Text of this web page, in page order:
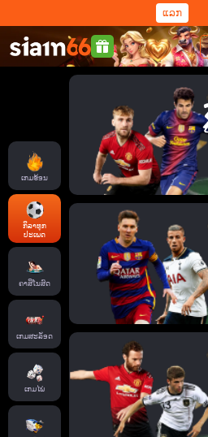
ແລກ
ເກມຮ້ອນ
ກິລາທຸກ
ປະເພດ
ຄາສິໂນສົດ
ເກມສະລັອດ
ເກມໄພ່